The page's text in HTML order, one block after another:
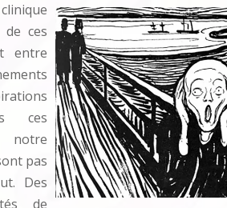
de ces
entre
ces
notre
pas
Des
de